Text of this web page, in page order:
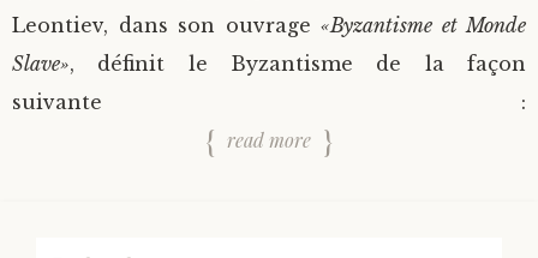
Leontiev, dans son ouvrage «Byzantisme et Monde
Slave», définit le Byzantisme de la façon
suivante :
read more